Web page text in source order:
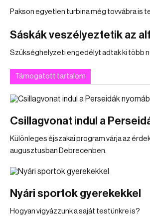
Pakson egyetlen turbina még tovvábra is
Sáskák veszélyeztetik az
Szükséghelyzeti engedélyt adtak ki több
Támogatott tartalom
Csillagvonat indul a
Különleges éjszakai program várja az
augusztusban Debrecenben.
Nyári sportok gyerekekkel
Hogyan vigyázzunk a saját testünkre is?